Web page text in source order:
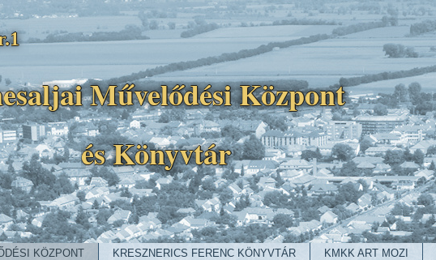
Művelődési Központ
és Könyvtár
KÖZPONT KRESZNERICS FERENC KÖNYVTÁR KMKK ART MOZI